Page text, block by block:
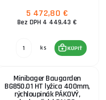
5 472,80 €
Bez DPH 4 449,43 €
ks KÚPIŤ
Minibager Baugarden
BG850.01 HT lyžica 400mm,
rýchloupinák PÁKOVÝ,